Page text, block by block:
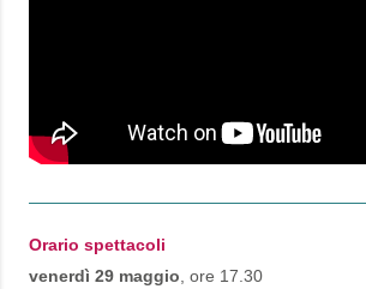
Orario spettacoli
venerdì 29 maggio , ore 17.30